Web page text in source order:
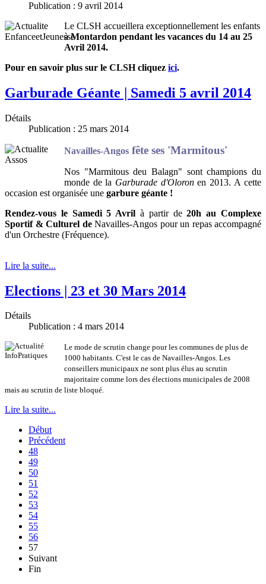
Publication : 9 avril 2014
Le CLSH accueillera exceptionnellement les enfants
àMontardon pendant les vacances du 14 au 25
Avril 2014.
Pour en savoir plus sur le CLSH cliquez ici.
Garburade Géante | Samedi 5 avril 2014
Détails
Publication : 25 mars 2014
Navailles-Angos fête ses 'Marmitous'
Nos "Marmitous deu Balagn" sont champions du
monde de la Garburade d'Oloronen 2013. A cette
occasion est organisée une garbure géante !
Rendez-vous le Samedi 5 Avril à partir de20hauComplexe
Sportif & Culturel deNavailles-Angos pour un repas accompagné
d'un Orchestre (Fréquence).
Lire la suite...
Elections | 23 et 30 Mars 2014
Détails
Publication : 4 mars 2014
Le mode de scrutin change pour les communes de plus de
1000 habitants. C'est le cas de Navailles-Angos. Les
conseillers municipaux ne sont plus élus au scrutin
majoritaire comme lors des élections municipales de 2008
mais au scrutin de liste bloqué.
Lire la suite...
Début
Précédent
48
49
50
51
52
53
54
55
56
57
Suivant
Fin